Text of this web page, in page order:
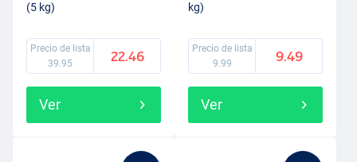
(5 kg)
Precio de lista
39.95
22.46
Ver
kg)
Precio de lista
9.99
9.49
Ver